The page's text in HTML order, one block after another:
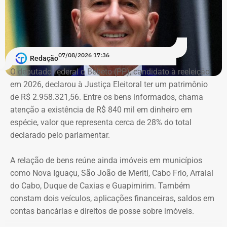
do poder público e promoviam pessoalmente o então
prefeito e integrantes do governo.
A acusação afirma que esses canais passaram a
apresentar Crivella como responsável direto por obras,
serviços e programas públicos. Um exemplo disso,
segundo a Ação Popular, foram as publicações em que
Crivella aparece anunciando entregas de obras e
reformas de praças, além de mensagens em primeira
pessoa, como: “Estamos aqui recuperando os aparelhos
da praça”.
*Com informações do g1
Redação07/08/2026 17:36
O deputado federal o Bebeto (PP), candidato à reeleição
em 2026, declarou à Justiça Eleitoral ter um patrimônio
de R$ 2.958.321,56. Entre os bens informados, chama
atenção a existência de R$ 840 mil em dinheiro em
espécie, valor que representa cerca de 28% do total
declarado pelo parlamentar.
A relação de bens reúne ainda imóveis em municípios
como Nova Iguaçu, São João de Meriti, Cabo Frio, Arraial
do Cabo, Duque de Caxias e Guapimirim. Também
constam dois veículos, aplicações financeiras, saldos em
contas bancárias e direitos de posse sobre imóveis.